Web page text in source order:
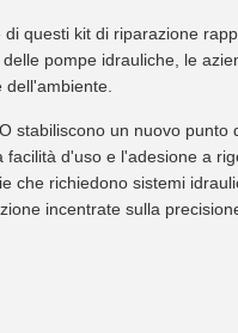
questi kit di riparazione
delle pompe idrauliche, le
stabiliscono un nuovo
d'uso e l'adesione a
che richiedono sistemi
incentrate sulla